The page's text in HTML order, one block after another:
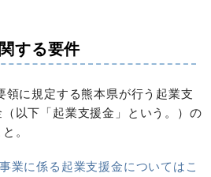
する要件
領に規定する熊本県が行う起業支
以下「起業支援金」という。）の
。
業に係る起業支援金についてはこ